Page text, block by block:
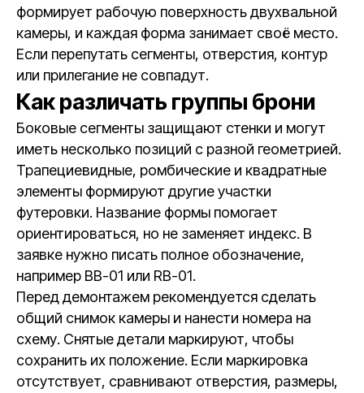
формирует рабочую поверхность двухвальной
камеры, и каждая форма занимает своё место.
Если перепутать сегменты, отверстия, контур
или прилегание не совпадут.
Как различать группы брони
Боковые сегменты защищают стенки и могут
иметь несколько позиций с разной геометрией.
Трапециевидные, ромбические и квадратные
элементы формируют другие участки
футеровки. Название формы помогает
ориентироваться, но не заменяет индекс. В
заявке нужно писать полное обозначение,
например BB-01 или RB-01.
Перед демонтажем рекомендуется сделать
общий снимок камеры и нанести номера на
схему. Снятые детали маркируют, чтобы
сохранить их положение. Если маркировка
отсутствует, сравнивают отверстия, размеры,